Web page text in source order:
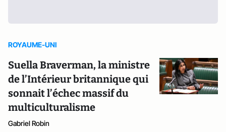
ROYAUME-UNI
Suella Braverman, la ministre
de l’Intérieur britannique qui
sonnait l’échec massif du
multiculturalisme
Gabriel Robin